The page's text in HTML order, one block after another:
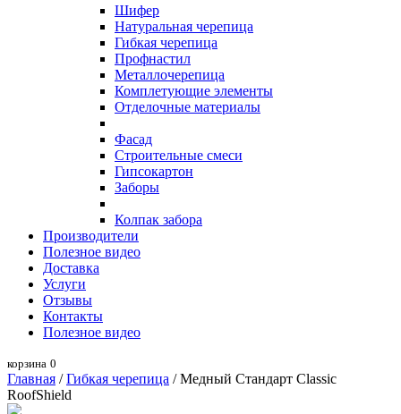
Шифер
Натуральная черепица
Гибкая черепица
Профнастил
Металлочерепица
Комплетующие элементы
Отделочные материалы
Фасад
Строительные смеси
Гипсокартон
Заборы
Колпак забора
Производители
Полезное видео
Доставка
Услуги
Отзывы
Контакты
Полезное видео
корзина 0
Главная /Гибкая черепица / Медный Стандарт Classic
RoofShield